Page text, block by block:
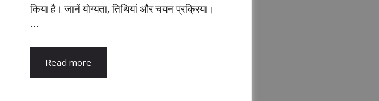
किया है। जानें योग्यता, तिथियां और चयन प्रक्रिया।
…
Read more